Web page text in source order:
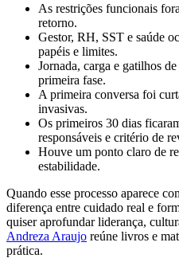
As restrições funcionais
retorno.
Gestor, RH, SST e saúde
papéis e limites.
Jornada, carga e gatilhos
primeira fase.
A primeira conversa foi
invasivas.
Os primeiros 30 dias
responsáveis e critério de
Houve um ponto claro de
estabilidade.
Quando esse processo aparece
diferença entre cuidado real e
quiser aprofundar liderança,
Andreza Araujo reúne livros e
prática.